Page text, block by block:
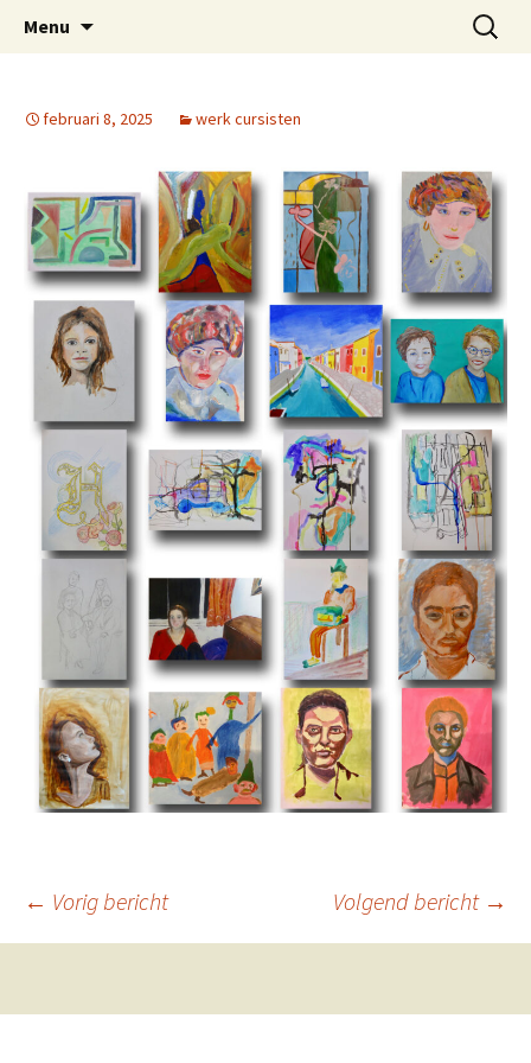
Cursisten-peterbremer
Schildercursus nijmegen
Menu
Zoeken
naar:
februari 8, 2025 werk cursisten
Berichtnavigatie
← Vorig bericht Volgend bericht →